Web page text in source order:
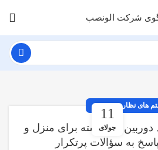
11
جولای
های نظارت تصویری
دوربین مداربسته برای منزل و
به سؤالات پرتکرار